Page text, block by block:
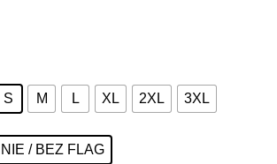
S M L XL 2XL 3XL
NIE / BEZ FLAG